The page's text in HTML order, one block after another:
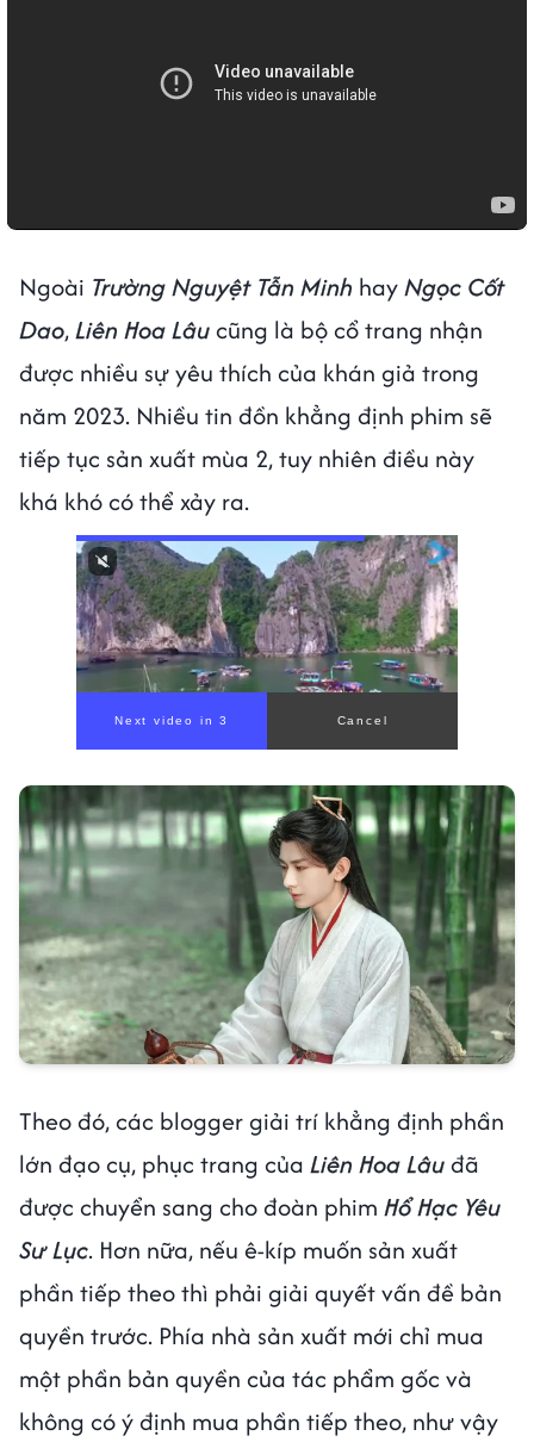
Ngoài Trường Nguyệt Tẫn Minh hayNgọc Cốt
Dao,Liên Hoa Lâucũng là bộ cổ trang nhận
được nhiều sự yêu thích của khán giả trong
năm 2023. Nhiều tin đồn khẳng định phim sẽ
tiếp tục sản xuất mùa 2, tuy nhiên điều này
khá khó có thể xảy ra.
Theo đó, các blogger giải trí khẳng định phần
lớn đạo cụ, phục trang của Liên Hoa Lâuđã
được chuyển sang cho đoàn phim Hổ Hạc Yêu
Sư Lục. Hơn nữa, nếu ê-kíp muốn sản xuất
phần tiếp theo thì phải giải quyết vấn đề bản
quyền trước. Phía nhà sản xuất mới chỉ mua
một phần bản quyền của tác phẩm gốc và
không có ý định mua phần tiếp theo, như vậy